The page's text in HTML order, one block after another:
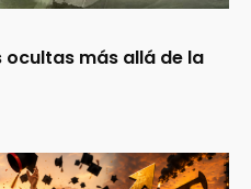
ocultas más allá de la